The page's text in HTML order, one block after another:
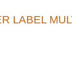
LABEL